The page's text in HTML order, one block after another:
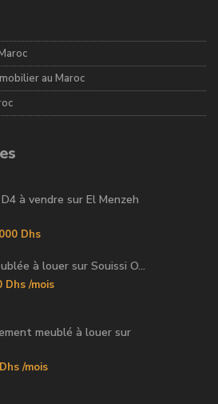
au Maroc
à vendre sur El Menzeh
Dhs
à louer sur Souissi O...
Dhs /mois
meublé à louer sur
/mois